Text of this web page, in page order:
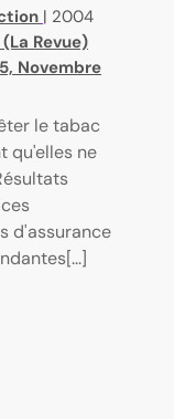
| 2004
Revue)
Novembre
le tabac
qu'elles ne
d'assurance